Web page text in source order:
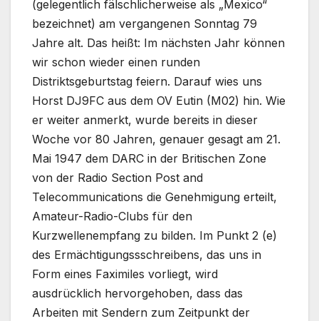
(gelegentlich fälschlicherweise als „Mexico“
bezeichnet) am vergangenen Sonntag 79
Jahre alt. Das heißt: Im nächsten Jahr können
wir schon wieder einen runden
Distriktsgeburtstag feiern. Darauf wies uns
Horst DJ9FC aus dem OV Eutin (M02) hin. Wie
er weiter anmerkt, wurde bereits in dieser
Woche vor 80 Jahren, genauer gesagt am 21.
Mai 1947 dem DARC in der Britischen Zone
von der Radio Section Post and
Telecommunications die Genehmigung erteilt,
Amateur-Radio-Clubs für den
Kurzwellenempfang zu bilden. Im Punkt 2 (e)
des Ermächtigungssschreibens, das uns in
Form eines Faximiles vorliegt, wird
ausdrücklich hervorgehoben, dass das
Arbeiten mit Sendern zum Zeitpunkt der